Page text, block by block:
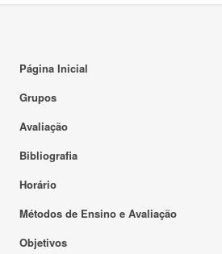
Página Inicial
Grupos
Avaliação
Bibliografia
Horário
Métodos de Ensino e Avaliação
Objetivos